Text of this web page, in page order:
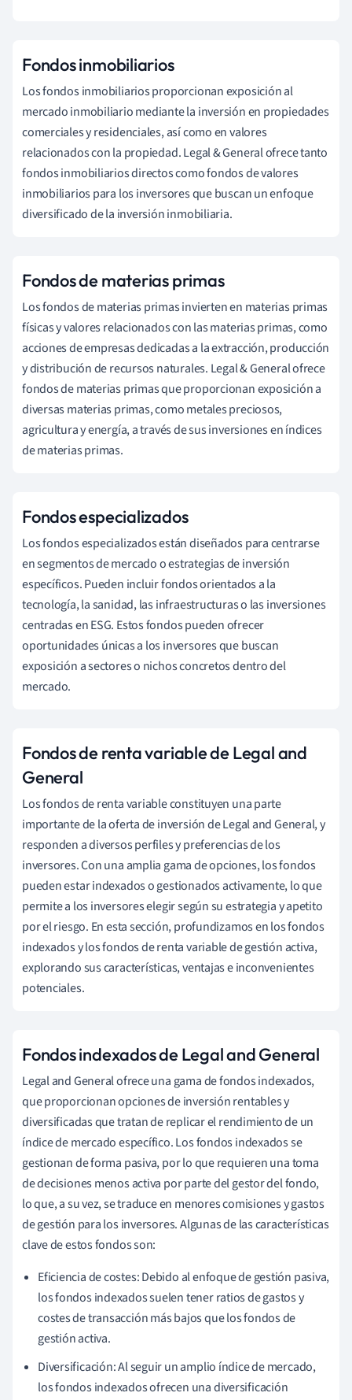
Fondos inmobiliarios
Los fondos inmobiliarios proporcionan exposición al
mercado inmobiliario mediante la inversión en propiedades
comerciales y residenciales, así como en valores
relacionados con la propiedad. Legal & General ofrece tanto
fondos inmobiliarios directos como fondos de valores
inmobiliarios para los inversores que buscan un enfoque
diversificado de la inversión inmobiliaria.
Fondos de materias primas
Los fondos de materias primas invierten en materias primas
físicas y valores relacionados con las materias primas, como
acciones de empresas dedicadas a la extracción, producción
y distribución de recursos naturales. Legal & General ofrece
fondos de materias primas que proporcionan exposición a
diversas materias primas, como metales preciosos,
agricultura y energía, a través de sus inversiones en índices
de materias primas.
Fondos especializados
Los fondos especializados están diseñados para centrarse
en segmentos de mercado o estrategias de inversión
específicos. Pueden incluir fondos orientados a la
tecnología, la sanidad, las infraestructuras o las inversiones
centradas en ESG. Estos fondos pueden ofrecer
oportunidades únicas a los inversores que buscan
exposición a sectores o nichos concretos dentro del
mercado.
Fondos de renta variable de Legal and
General
Los fondos de renta variable constituyen una parte
importante de la oferta de inversión de Legal and General, y
responden a diversos perfiles y preferencias de los
inversores. Con una amplia gama de opciones, los fondos
pueden estar indexados o gestionados activamente, lo que
permite a los inversores elegir según su estrategia y apetito
por el riesgo. En esta sección, profundizamos en los fondos
indexados y los fondos de renta variable de gestión activa,
explorando sus características, ventajas e inconvenientes
potenciales.
Fondos indexados de Legal and General
Legal and General ofrece una gama de fondos indexados,
que proporcionan opciones de inversión rentables y
diversificadas que tratan de replicar el rendimiento de un
índice de mercado específico. Los fondos indexados se
gestionan de forma pasiva, por lo que requieren una toma
de decisiones menos activa por parte del gestor del fondo,
lo que, a su vez, se traduce en menores comisiones y gastos
de gestión para los inversores. Algunas de las características
clave de estos fondos son:
Eficiencia de costes: Debido al enfoque de gestión pasiva,
los fondos indexados suelen tener ratios de gastos y
costes de transacción más bajos que los fondos de
gestión activa.
Diversificación: Al seguir un amplio índice de mercado,
los fondos indexados ofrecen una diversificación